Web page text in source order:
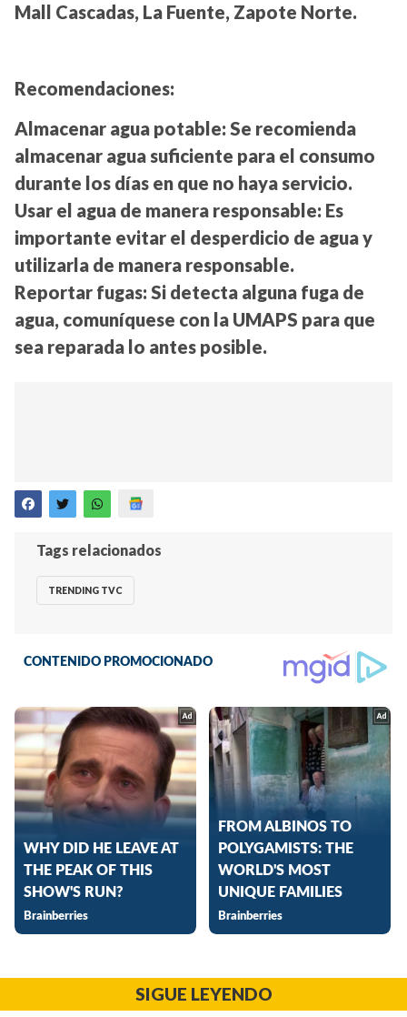
Mall Cascadas, La Fuente, Zapote Norte.
Recomendaciones:
Almacenar agua potable: Se recomienda
almacenar agua suficiente para el consumo
durante los días en que no haya servicio.
Usar el agua de manera responsable: Es
importante evitar el desperdicio de agua y
utilizarla de manera responsable.
Reportar fugas: Si detecta alguna fuga de
agua, comuníquese con la UMAPS para que
sea reparada lo antes posible.
Tags relacionados
TRENDING TVC
SIGUE LEYENDO